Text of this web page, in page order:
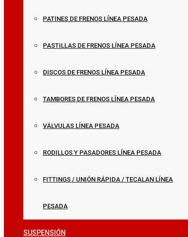
PATINES DE FRENOS LÍNEA PESADA
PASTILLAS DE FRENOS LÍNEA PESADA
DISCOS DE FRENOS LÍNEA PESADA
TAMBORES DE FRENOS LÍNEA PESADA
VÁLVULAS LÍNEA PESADA
RODILLOS Y PASADORES LÍNEA PESADA
FITTINGS / UNIÓN RÁPIDA / TECALAN LÍNEA
PESADA
SUSPENSIÓN